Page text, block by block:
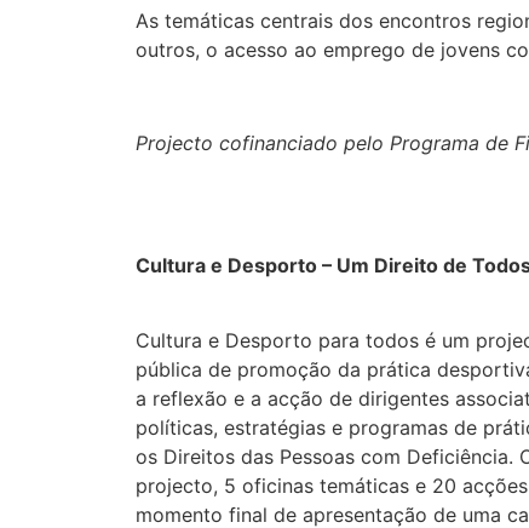
As temáticas centrais dos encontros
outros, o acesso ao emprego de jovens
Projecto cofinanciado pelo Programa de
Cultura e Desporto – Um Direito de
Cultura e Desporto para todos é um
pública de promoção da prática
a reflexão e a acção de dirigentes
políticas, estratégias e programas de
os Direitos das Pessoas com
projecto, 5 oficinas temáticas e 20
momento final de apresentação de uma